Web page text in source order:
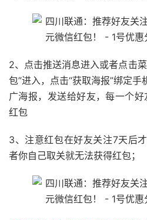
2、点击推送消息进入或者点击
包”进入，点击“获取海报”绑定
广海报，发送给好友，每一个
红包
3、注意红包在好友关注7天后
者你自己取关就无法获得红包；